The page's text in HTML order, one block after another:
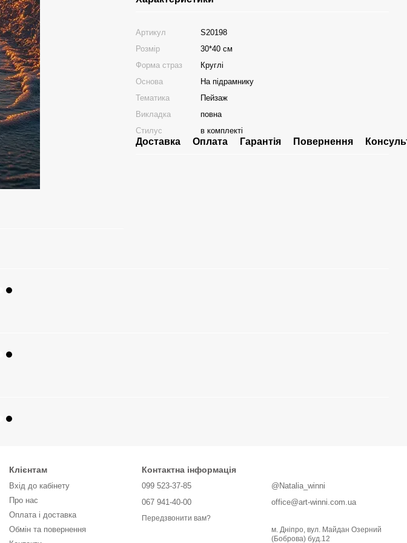
Артикул
S20198
Розмір
30*40 см
Форма страз
Круглі
Основа
На підрамнику
Тематика
Пейзаж
Викладка
повна
Стилус
в комплекті
Доставка Оплата Гарантія Повернення
Клієнтам
Вхід до кабінету
Про нас
Оплата і доставка
Обмін та повернення
Контактна інформація
099 523-37-85
067 941-40-00
Передзвонити вам?
@Natalia_winni
office@art-winni.com.ua
м. Дніпро, вул. Майдан Озерний
(Боброва) буд.12